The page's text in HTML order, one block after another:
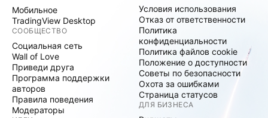
Мобильное
TradingView Desktop
СООБЩЕСТВО
Социальная сеть
Wall of Love
Приведи друга
Программа поддержки
авторов
Правила поведения
Модераторы
Условия использования
Отказ от ответственности
Политика
конфиденциальности
Политика файлов cookie
Положение о доступности
Советы по безопасности
Охота за ошибками
Страница статусов
ДЛЯ БИЗНЕСА